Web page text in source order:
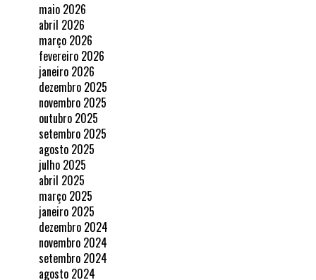
maio 2026
abril 2026
março 2026
fevereiro 2026
janeiro 2026
dezembro 2025
novembro 2025
outubro 2025
setembro 2025
agosto 2025
julho 2025
abril 2025
março 2025
janeiro 2025
dezembro 2024
novembro 2024
setembro 2024
agosto 2024